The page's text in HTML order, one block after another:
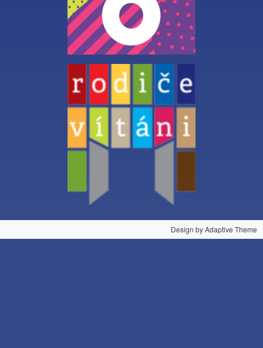
Design by Adaptive Theme